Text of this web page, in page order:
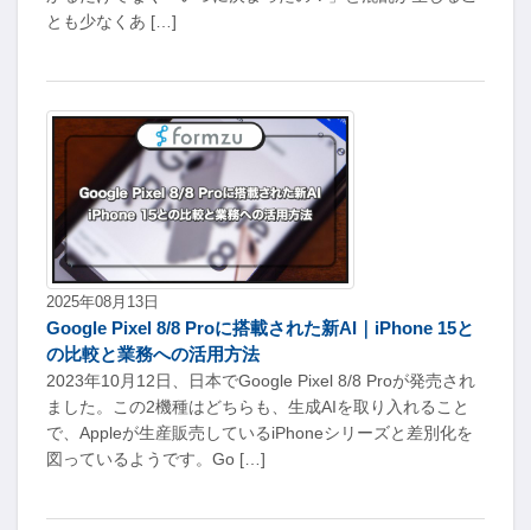
とも少なくあ […]
2025年08月13日
Google Pixel 8/8 Proに搭載された新AI｜iPhone 15と
の比較と業務への活用方法
2023年10月12日、日本でGoogle Pixel 8/8 Proが発売され
ました。この2機種はどちらも、生成AIを取り入れること
で、Appleが生産販売しているiPhoneシリーズと差別化を
図っているようです。Go […]